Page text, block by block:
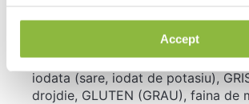
Accept
Faina de GRAU, apa, faina de
iodata (sare, iodat de potasiu),
drojdie, GLUTEN (GRAU), faina de